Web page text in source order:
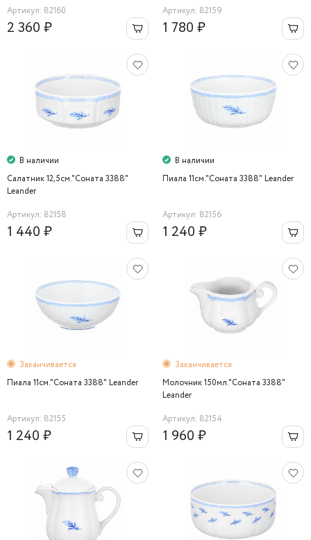
Артикул: 82160
2 360 ₽
Артикул: 82159
1 780 ₽
В наличии
Салатник 12,5см."Соната 3388"
Leander
Артикул: 82158
1 440 ₽
В наличии
Пиала 11см."Соната 3388" Leander
Артикул: 82156
1 240 ₽
Заканчивается
Пиала 11см."Соната 3388" Leander
Артикул: 82155
1 240 ₽
Заканчивается
Молочник 150мл."Соната 3388"
Leander
Артикул: 82154
1 960 ₽